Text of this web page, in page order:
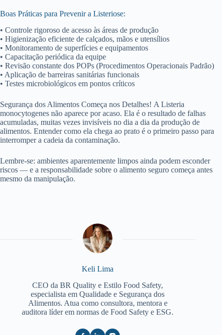
Boas Práticas para Prevenir a Listeriose:
• Controle rigoroso de acesso às áreas de produção
• Higienização eficiente de calçados, mãos e utensílios
• Monitoramento de superfícies e equipamentos
• Capacitação periódica da equipe
• Revisão constante dos POPs (Procedimentos Operacionais Padrão)
• Aplicação de barreiras sanitárias funcionais
• Testes microbiológicos em pontos críticos
Segurança dos Alimentos Começa nos Detalhes! A Listeria
monocytogenes não aparece por acaso. Ela é o resultado de falhas
acumuladas, muitas vezes invisíveis no dia a dia da produção de
alimentos. Entender como ela chega ao prato é o primeiro passo para
interromper a cadeia da contaminação.
Lembre-se: ambientes aparentemente limpos ainda podem esconder
riscos — e a responsabilidade sobre o alimento seguro começa antes
mesmo da manipulação.
Keli Lima
CEO da BR Quality e Estilo Food Safety,
especialista em Qualidade e Segurança dos
Alimentos. Atua como consultora, mentora e
auditora líder em normas de Food Safety e ESG.